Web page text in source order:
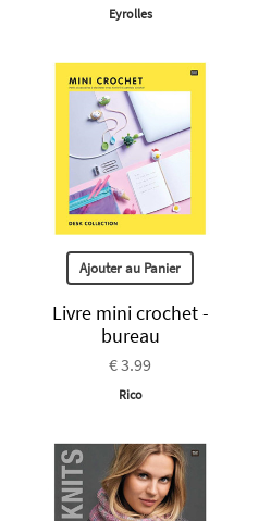
Eyrolles
Ajouter au Panier
Livre mini crochet -
bureau
€ 3.99
Rico